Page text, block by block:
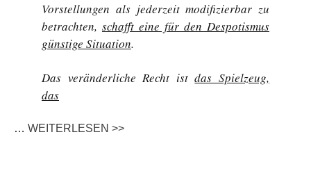
Vorstellungen als jederzeit modifizierbar zu
betrachten, schafft eine für den Despotismus
günstige Situation.
Das veränderliche Recht istdas Spielzeug,
das
… WEITERLESEN >>